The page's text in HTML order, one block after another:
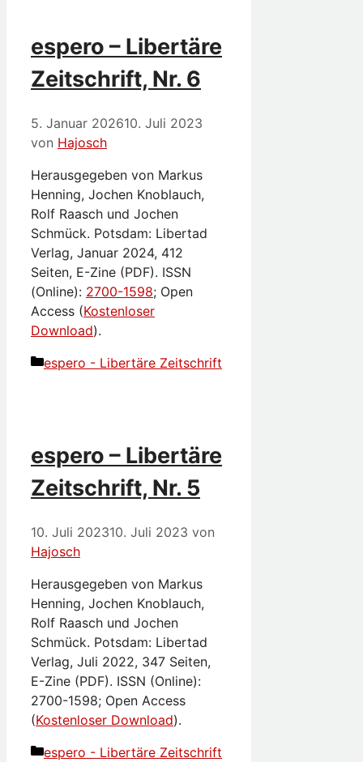
espero – Libertäre
Zeitschrift, Nr. 6
5. Januar 202610. Juli 2023
von Hajosch
Herausgegeben von Markus
Henning, Jochen Knoblauch,
Rolf Raasch und Jochen
Schmück. Potsdam: Libertad
Verlag, Januar 2024, 412
Seiten, E-Zine (PDF). ISSN
(Online): 2700-1598; Open
Access (Kostenloser
Download).
Kategorien
espero - Libertäre Zeitschrift
espero – Libertäre
Zeitschrift, Nr. 5
10. Juli 202310. Juli 2023 von
Hajosch
Herausgegeben von Markus
Henning, Jochen Knoblauch,
Rolf Raasch und Jochen
Schmück. Potsdam: Libertad
Verlag, Juli 2022, 347 Seiten,
E-Zine (PDF). ISSN (Online):
2700-1598; Open Access
(Kostenloser Download).
Kategorien
espero - Libertäre Zeitschrift